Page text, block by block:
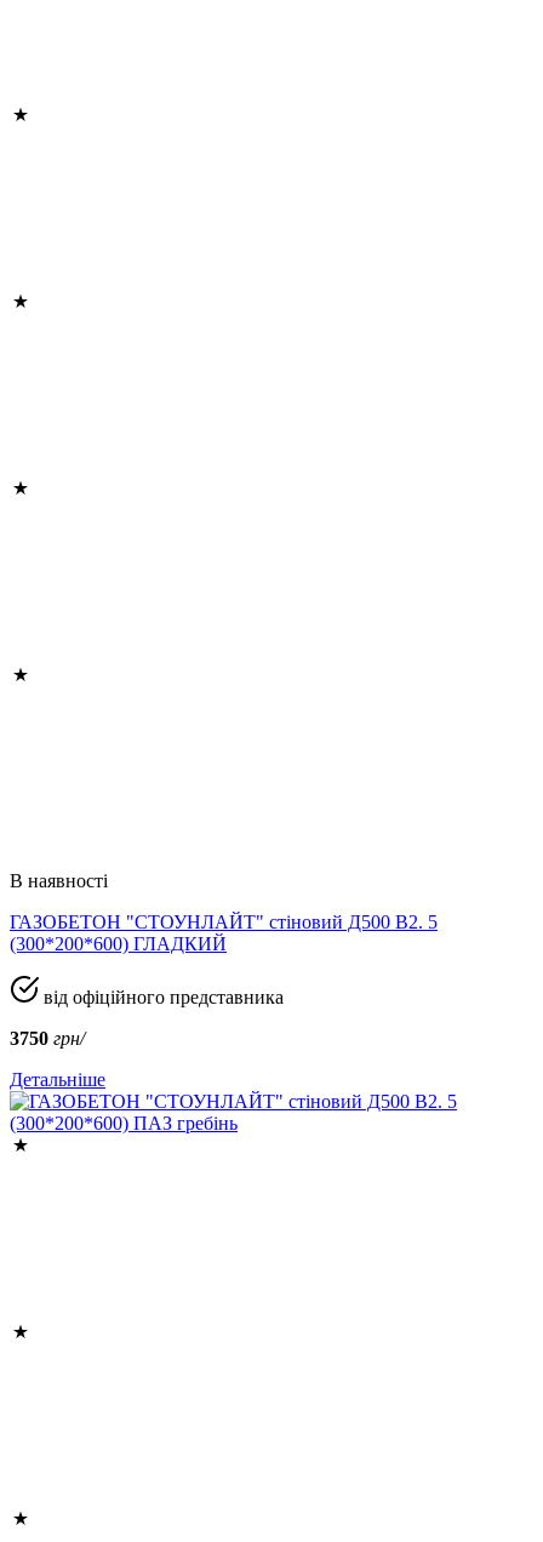
В наявності
ГАЗОБЕТОН "СТОУНЛАЙТ" стіновий Д500 В2. 5
(300*200*600) ГЛАДКИЙ
від офіційного представника
3750 грн/
Детальніше